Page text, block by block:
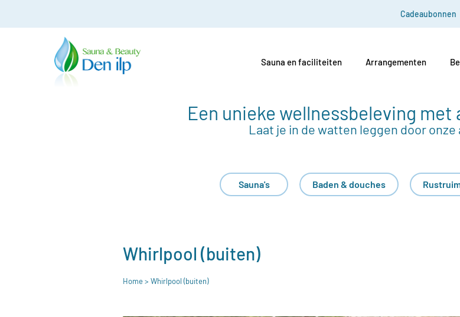
Cadeaubonnen
Sauna en faciliteiten Arrangementen
Een unieke wellnessbeleving met
Laat je in de watten leggen door
Sauna's Baden & douches
Whirlpool (buiten)
Home> Whirlpool (buiten)